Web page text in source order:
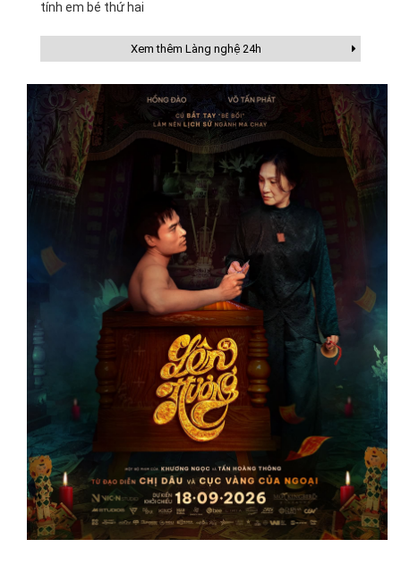
tính em bé thứ hai
Xem thêm Làng nghệ 24h